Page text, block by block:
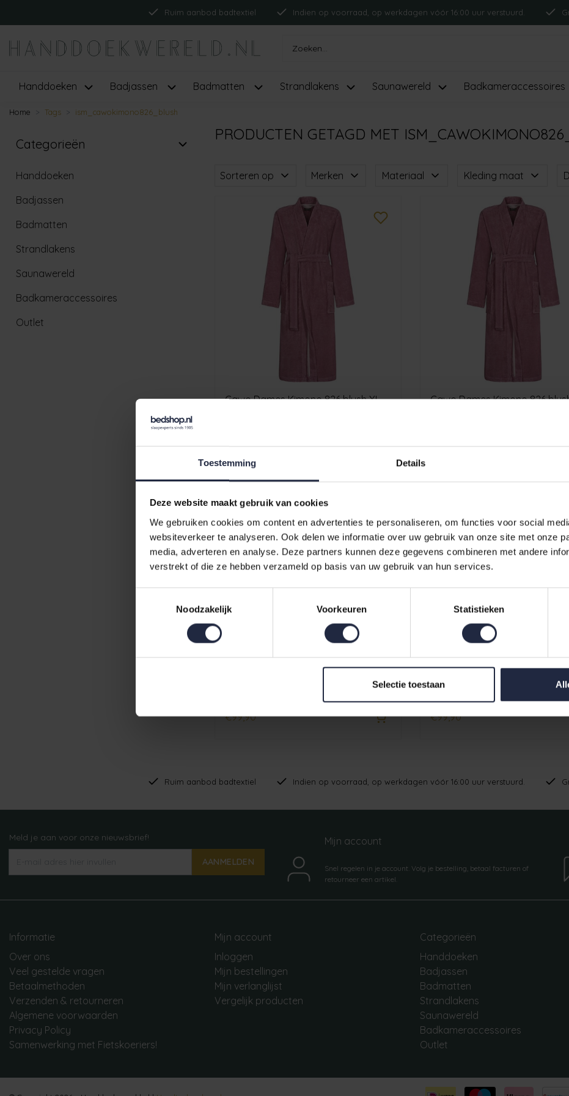
Toestemming Details
Deze website maakt gebruik van cookies
We gebruiken cookies om content en advertenties te personaliseren, om functies voor social
websiteverkeer te analyseren. Ook delen we informatie over uw gebruik van onze site met onze
media, adverteren en analyse. Deze partners kunnen deze gegevens combineren met andere
verstrekt of die ze hebben verzameld op basis van uw gebruik van hun services.
Noodzakelijk
Voorkeuren Statistieken
Selectie toestaan
Ruim aanbod badtextiel Indien op voorraad, op werkdagen vóór 16:00 uur verstuurd.
Handdoeken Badjassen Badmatten Strandlakens Saunawereld Badkameraccessoires
Home Tags ism_cawokimono826_blush
Categorieën
Handdoeken
Badjassen
Badmatten
Strandlakens
Saunawereld
Badkameraccessoires
Outlet
PRODUCTEN GETAGD MET
Sorteren op Merken Materiaal Kleding maat
Cawo Dames Kimono 826 blush XL Cawo Dames Kimono 826
Cawo Dames Kimono 826 blush M
€99,90
Cawo Dames Kimono 826
€99,90
Ruim aanbod badtextiel Indien op voorraad, op werkdagen vóór 16:00 uur verstuurd.
Meld je aan voor onze nieuwsbrief!
AANMELDEN
Mijn account
Snel regelen in je account. Volg je bestelling, betaal facturen of
retourneer een artikel.
Informatie
Over ons
Veel gestelde vragen
Betaalmethoden
Verzenden & retourneren
Algemene voorwaarden
Privacy Policy
Samenwerking met Fietskoeriers!
Mijn account
Inloggen
Mijn bestellingen
Mijn verlanglijst
Vergelijk producten
Categorieën
Handdoeken
Badjassen
Badmatten
Strandlakens
Saunawereld
Badkameraccessoires
Outlet